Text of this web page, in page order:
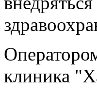
клиника